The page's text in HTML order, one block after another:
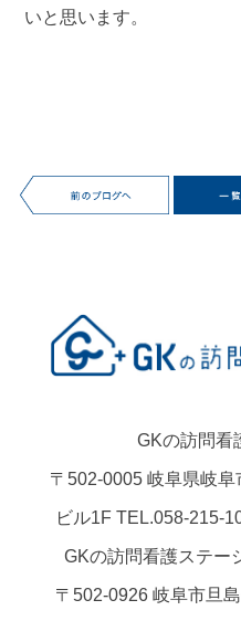
いと思います。
GKの訪問看
〒502-0005 岐阜県岐
ビル1F TEL.058-215-
GKの訪問看護ステー
〒502-0926 岐阜市旦